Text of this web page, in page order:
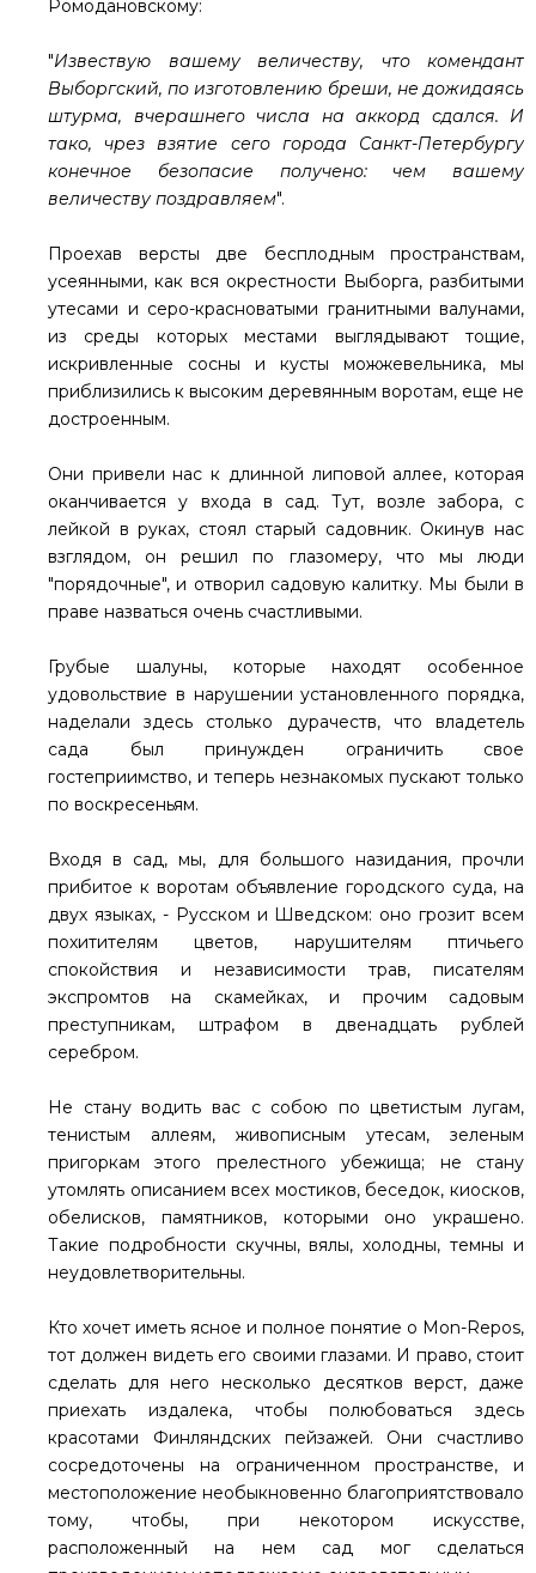
Ромодановскому:
"Извествую вашему величеству, что комендант
Выборгский, по изготовлению бреши, не дожидаясь
штурма, вчерашнего числа на аккорд сдался. И
тако, чрез взятие сего города Санкт-Петербургу
конечное безопасие получено: чем вашему
величеству поздравляем".
Проехав версты две бесплодным пространствам,
усеянными, как вся окрестности Выборга, разбитыми
утесами и серо-красноватыми гранитными валунами,
из среды которых местами выглядывают тощие,
искривленные сосны и кусты можжевельника, мы
приблизились к высоким деревянным воротам, еще не
достроенным.
Они привели нас к длинной липовой аллее, которая
оканчивается у входа в сад. Тут, возле забора, с
лейкой в руках, стоял старый садовник. Окинув нас
взглядом, он решил по глазомеру, что мы люди
"порядочные", и отворил садовую калитку. Мы были в
праве назваться очень счастливыми.
Грубые шалуны, которые находят особенное
удовольствие в нарушении установленного порядка,
наделали здесь столько дурачеств, что владетель
сада был принужден ограничить свое
гостеприимство, и теперь незнакомых пускают только
по воскресеньям.
Входя в сад, мы, для большого назидания, прочли
прибитое к воротам объявление городского суда, на
двух языках, - Русском и Шведском: оно грозит всем
похитителям цветов, нарушителям птичьего
спокойствия и независимости трав, писателям
экспромтов на скамейках, и прочим садовым
преступникам, штрафом в двенадцать рублей
серебром.
Не стану водить вас с собою по цветистым лугам,
тенистым аллеям, живописным утесам, зеленым
пригоркам этого прелестного убежища; не стану
утомлять описанием всех мостиков, беседок, киосков,
обелисков, памятников, которыми оно украшено.
Такие подробности скучны, вялы, холодны, темны и
неудовлетворительны.
Кто хочет иметь ясное и полное понятие о Моn-Repos,
тот должен видеть его своими глазами. И право, стоит
сделать для него несколько десятков верст, даже
приехать издалека, чтобы полюбоваться здесь
красотами Финляндских пейзажей. Они счастливо
сосредоточены на ограниченном пространстве, и
местоположение необыкновенно благоприятствовало
тому, чтобы, при некотором искусстве,
расположенный на нем сад мог сделаться